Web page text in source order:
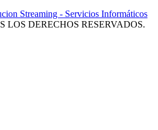
Streaming - Servicios Informáticos
LOS DERECHOS RESERVADOS.